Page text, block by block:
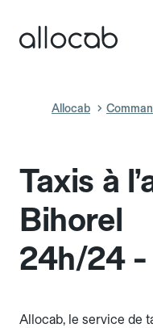
Allocab
Taxis à
Bihorel
24h/24
Allocab, le service de